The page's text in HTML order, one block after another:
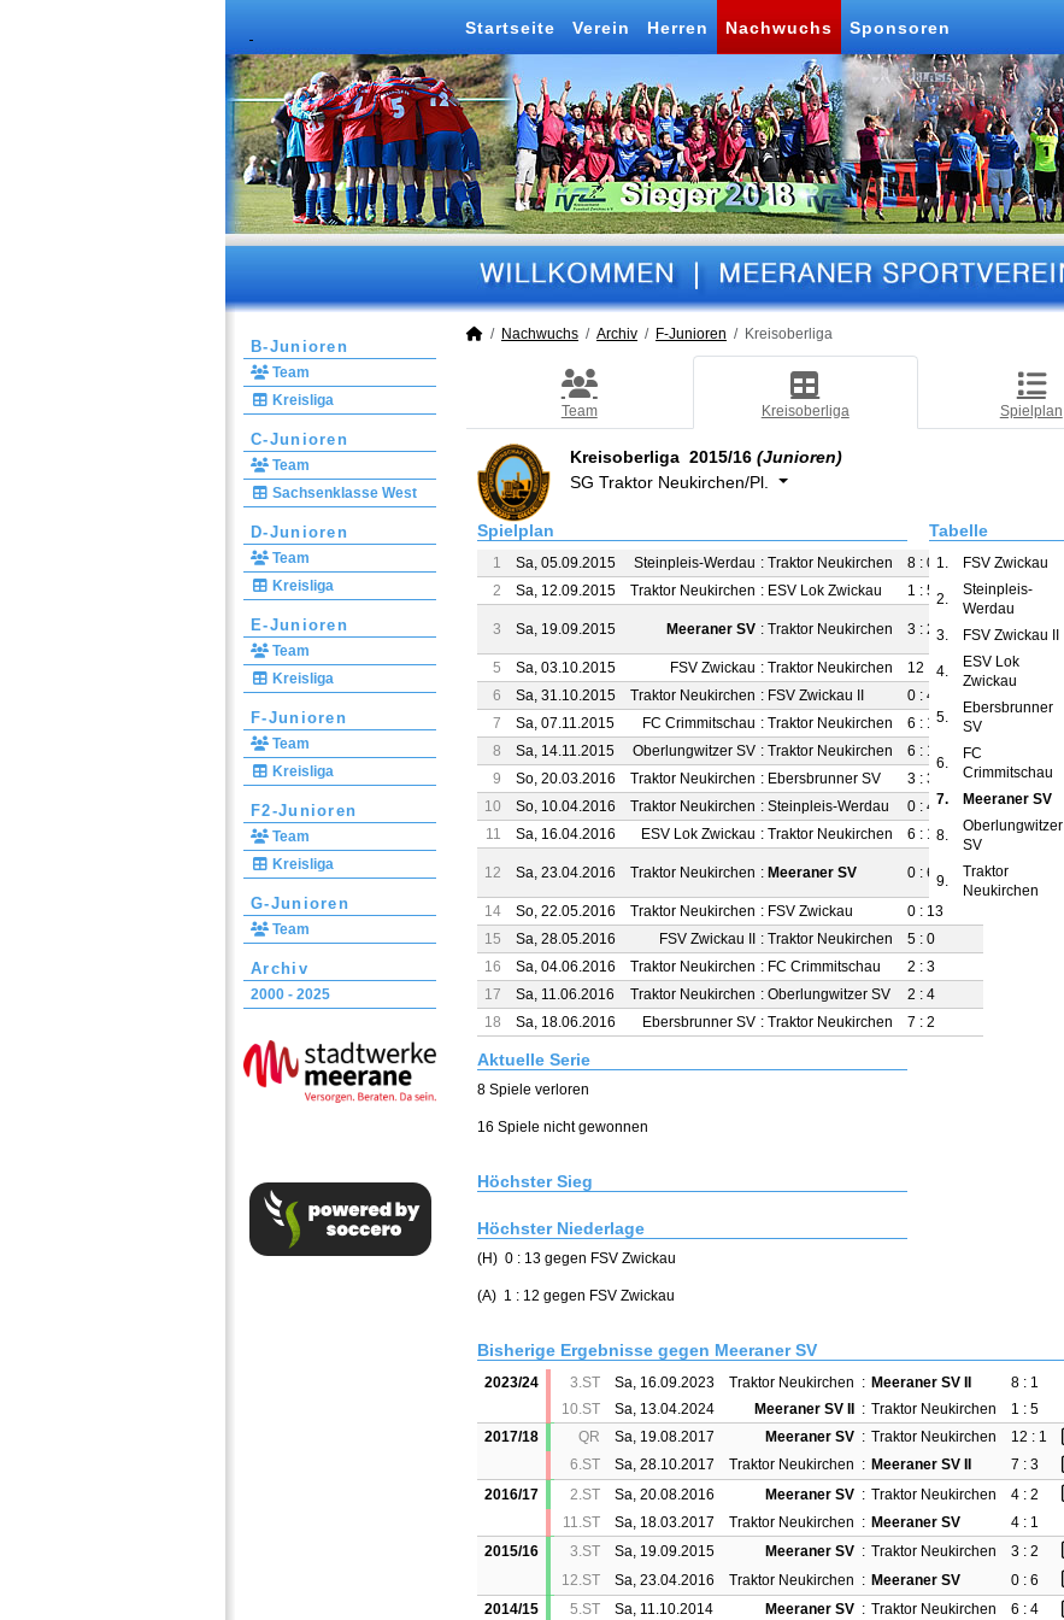
Startseite Verein Herren Nachwuchs Sponsoren
B-Junioren
Team
Kreisliga
C-Junioren
Team
Sachsenklasse West
D-Junioren
Team
Kreisliga
E-Junioren
Team
Kreisliga
F-Junioren
Team
Kreisliga
F2-Junioren
Team
Kreisliga
G-Junioren
Team
Archiv
2000 - 2025
Nachwuchs Archiv F-Junioren Kreisoberliga
Team Kreisoberliga Spielplan
Kreisoberliga 2015/16 (Junioren)
SG Traktor Neukirchen/Pl.
Spielplan
1 Sa, 05.09.2015 Steinpleis-Werdau : Traktor Neukirchen
8 : 0
2
Sa, 12.09.2015 Traktor Neukirchen : ESV Lok Zwickau 1 : 5
3 Sa, 19.09.2015 Meeraner SV : Traktor Neukirchen 3 : 2
)
5 Sa, 03.10.2015 FSV Zwickau : Traktor Neukirchen
12 : 1
6
Sa, 31.10.2015 Traktor Neukirchen : FSV Zwickau II
0 : 4
7
Sa, 07.11.2015 FC Crimmitschau : Traktor Neukirchen
6 : 1
8
Sa, 14.11.2015 Oberlungwitzer SV : Traktor Neukirchen
6 : 1
9
So, 20.03.2016 Traktor Neukirchen : Ebersbrunner SV
3 : 3
10
So, 10.04.2016 Traktor Neukirchen : Steinpleis-Werdau
0 : 4
11
Sa, 16.04.2016 ESV Lok Zwickau : Traktor Neukirchen 6 : 1
12 Sa, 23.04.2016 Traktor Neukirchen : Meeraner SV 0 : 6
14 So, 22.05.2016 Traktor Neukirchen : FSV Zwickau
0 : 13
15
Sa, 28.05.2016 FSV Zwickau II : Traktor Neukirchen
5 : 0
16
Sa, 04.06.2016 Traktor Neukirchen : FC Crimmitschau
2 : 3
17
Sa, 11.06.2016 Traktor Neukirchen : Oberlungwitzer SV
2 : 4
18
Sa, 18.06.2016 Ebersbrunner SV : Traktor Neukirchen 7 : 2
Tabelle
1. FSV Zwickau
2.
Steinpleis-
Werdau
3. FSV Zwickau II
4.
ESV Lok
Zwickau
5.
Ebersbrunner
SV
6.
FC
Crimmitschau
7. Meeraner SV
8.
Oberlungwitzer
SV
9.
Traktor
Neukirchen
Aktuelle Serie
8 Spiele verloren
16 Spiele nicht gewonnen
Höchster Sieg
Höchster Niederlage
(H) 0 : 13 gegen FSV Zwickau
(A) 1 : 12 gegen FSV Zwickau
Bisherige Ergebnisse gegen Meeraner SV
2023/24 3.ST Sa, 16.09.2023 Traktor Neukirchen : Meeraner SV II
8 : 1
10.ST
Sa, 13.04.2024 Meeraner SV II : Traktor Neukirchen
1 : 5
2017/18
QR Sa, 19.08.2017 Meeraner SV : Traktor Neukirchen
12 : 1
6.ST
Sa, 28.10.2017 Traktor Neukirchen : Meeraner SV II
7 : 3
2016/17
2.ST Sa, 20.08.2016 Meeraner SV : Traktor Neukirchen 4 : 2
11.ST Sa, 18.03.2017 Traktor Neukirchen : Meeraner SV
4 : 1
2015/16
3.ST Sa, 19.09.2015 Meeraner SV : Traktor Neukirchen 3 : 2
12.ST Sa, 23.04.2016 Traktor Neukirchen : Meeraner SV 0 : 6
2014/15 5.ST Sa, 11.10.2014 Meeraner SV : Traktor Neukirchen 6 : 4